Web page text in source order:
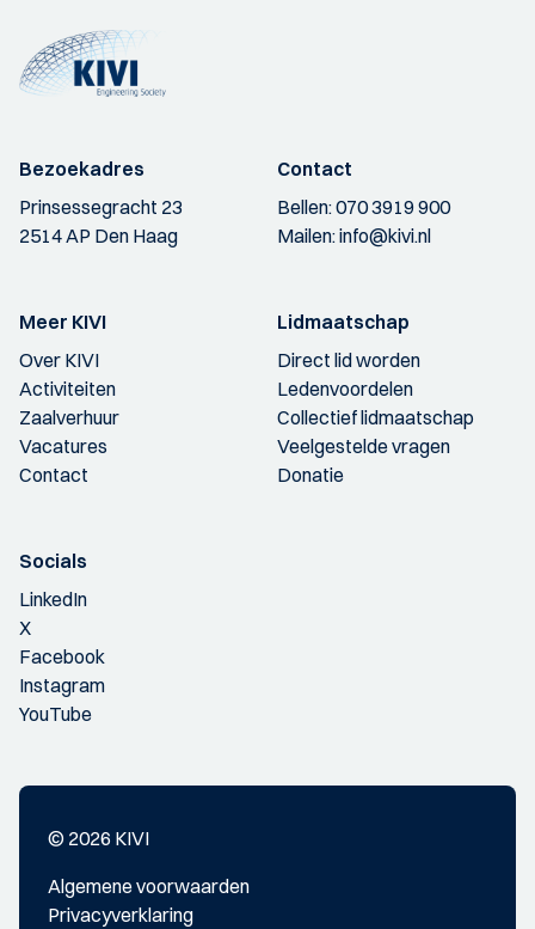
Bezoekadres
Prinsessegracht 23
2514 AP Den Haag
Contact
Bellen:070 3919 900
Mailen:info@kivi.nl
Meer KIVI
Over KIVI
Activiteiten
Zaalverhuur
Vacatures
Contact
Lidmaatschap
Direct lid worden
Ledenvoordelen
Collectief lidmaatschap
Veelgestelde vragen
Donatie
Socials
LinkedIn
X
Facebook
Instagram
YouTube
© 2026 KIVI
Algemene voorwaarden
Privacyverklaring